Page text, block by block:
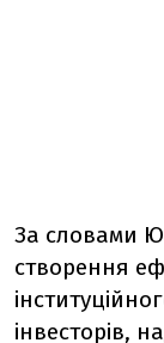
За словами
створення
інвесторів,